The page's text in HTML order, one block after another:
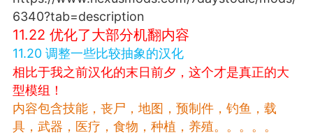
我的钱包 道具
MOD下载
6340?tab=description
11.22 优化了大部分机翻内容
11.20 调整一些比较抽象的汉化
相比于我之前汉化的末日前夕，这个才是真正的大
型模组！
内容包含技能，丧尸，地图，预制件，钓鱼，载
具，武器，医疗，食物，种植，养殖。。。。。